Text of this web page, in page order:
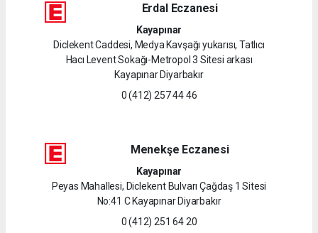
Erdal Eczanesi
Kayapınar
Diclekent Caddesi, Medya Kavşağı yukarısı, Tatlıcı
Hacı Levent Sokağı-Metropol 3 Sitesi arkası
Kayapınar Diyarbakır
0 (412) 257 44 46
Menekşe Eczanesi
Kayapınar
Peyas Mahallesi, Diclekent Bulvarı Çağdaş 1 Sitesi
No:41 C Kayapınar Diyarbakır
0 (412) 251 64 20